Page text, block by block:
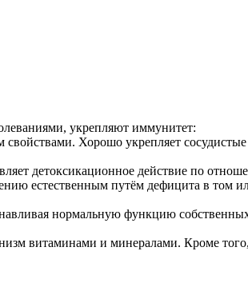
укрепляют иммунитет:
Хорошо укрепляет сосудистые
детоксикационное действие по
естественным путём дефицита в том
нормальную функцию
витаминами и минералами. Кроме